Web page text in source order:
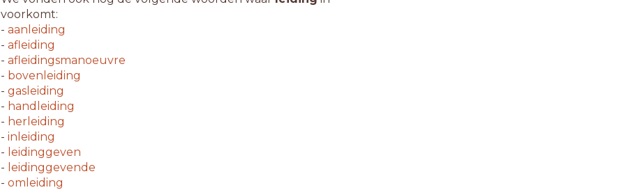
voorkomt:
- aanleiding
- afleiding
- afleidingsmanoeuvre
- bovenleiding
- gasleiding
- handleiding
- herleiding
- inleiding
- leidinggeven
- leidinggevende
- omleiding